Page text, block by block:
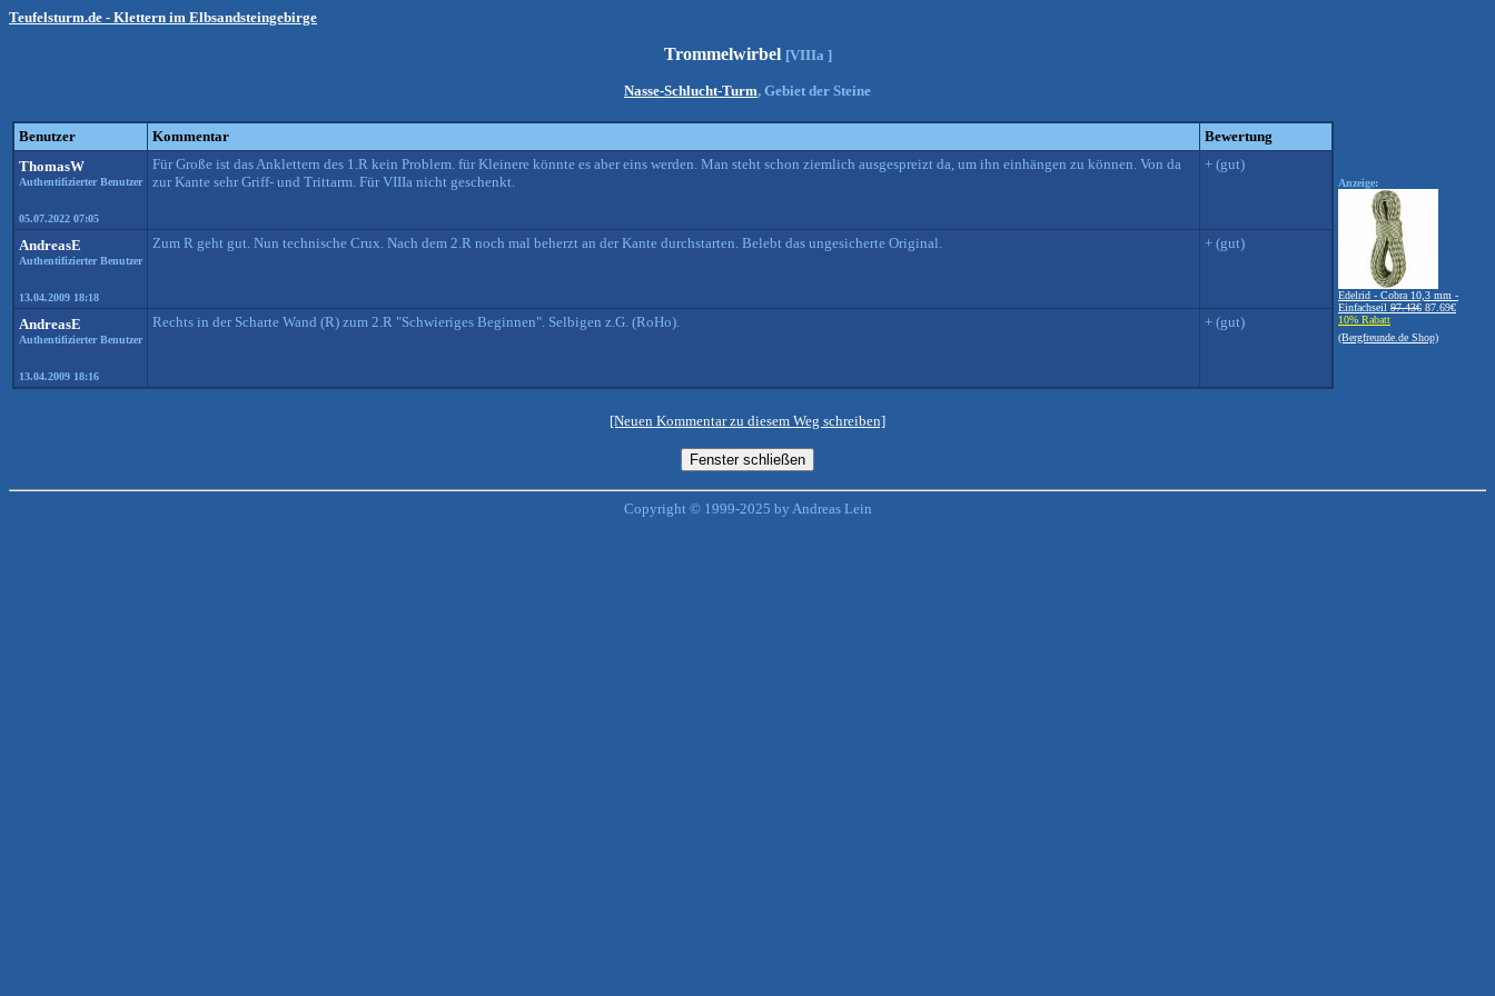
Teufelsturm.de - Klettern im Elbsandsteingebirge
Trommelwirbel [VIIIa ]
Nasse-Schlucht-Turm, Gebiet der Steine
Benutzer Kommentar
Bewertung
ThomasW
Authentifizierter Benutzer
05.07.2022 07:05
Für Große ist das Anklettern des 1.R kein Problem. für Kleinere könnte es aber eins werden. Man steht schon ziemlich ausgespreizt da, um ihn einhängen zu können. Von da
zur Kante sehr Griff- und Trittarm. Für VIIIa nicht geschenkt.
+ (gut)
AndreasE
Authentifizierter Benutzer
13.04.2009 18:18
Zum R geht gut. Nun technische Crux. Nach dem 2.R noch mal beherzt an der Kante durchstarten. Belebt das ungesicherte Original. + (gut)
AndreasE
Authentifizierter Benutzer
13.04.2009 18:16
Rechts in der Scharte Wand (R) zum 2.R "Schwieriges Beginnen". Selbigen z.G. (RoHo). + (gut)
Anzeige:
Edelrid - Cobra 10,3 mm -
Einfachseil 97.43€ 87.69€
10% Rabatt
(Bergfreunde.de Shop)
[Neuen Kommentar zu diesem Weg schreiben]
Copyright © 1999-2025 by Andreas Lein